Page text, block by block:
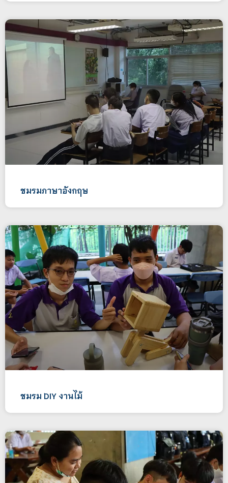
ชมรมภาษาอังกฤษ
ชมรม DIY งานไม้